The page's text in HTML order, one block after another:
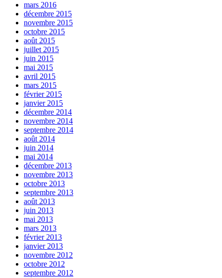
mars 2016
décembre 2015
novembre 2015
octobre 2015
août 2015
juillet 2015
juin 2015
mai 2015
avril 2015
mars 2015
février 2015
janvier 2015
décembre 2014
novembre 2014
septembre 2014
août 2014
juin 2014
mai 2014
décembre 2013
novembre 2013
octobre 2013
septembre 2013
août 2013
juin 2013
mai 2013
mars 2013
février 2013
janvier 2013
novembre 2012
octobre 2012
septembre 2012